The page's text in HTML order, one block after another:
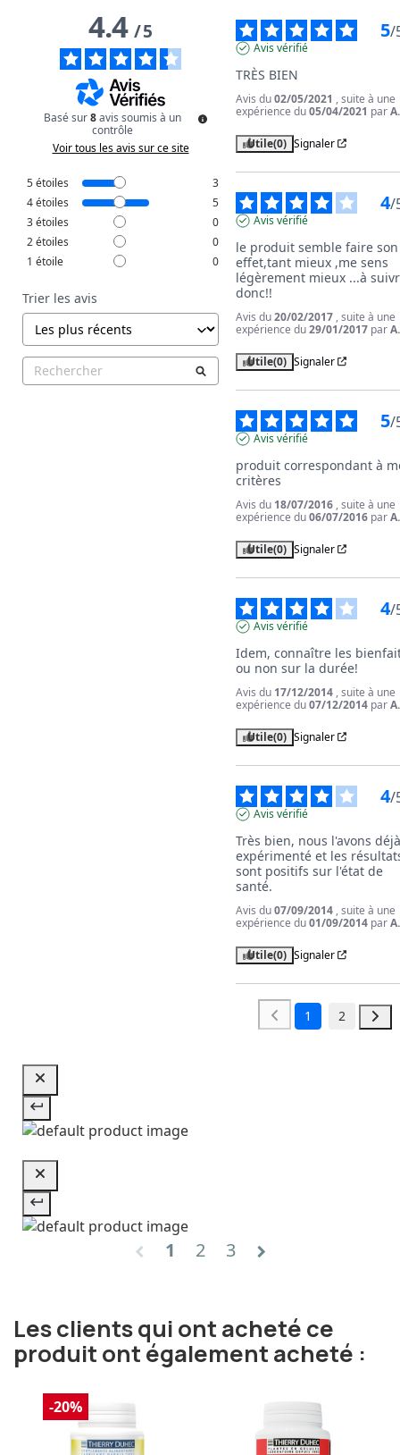
4.4/5
Basé sur8avis soumis à un
contrôle
Voir tous les avis sur ce site
5étoiles
3
4étoiles
5
3étoiles
0
2étoiles
0
1 étoile 0
Trier les avis
5/
Avis vérifié
TRÈS BIEN
Avis du02/05/2021 , suite à une
expérience du05/04/2021 par
Utile(0) Signaler
4/
Avis vérifié
le produit semble faire son
effet,tant mieux ,me sens
légèrement mieux ...à
donc!!
Avis du20/02/2017 , suite à une
expérience du29/01/2017 par
Utile(0) Signaler
5/
Avis vérifié
produit correspondant à
critères
Avis du 18/07/2016 , suite à une
expérience du06/07/2016 par
Utile(0) Signaler
4/
Avis vérifié
Idem, connaître les
ou non sur la durée!
Avis du 17/12/2014 , suite à une
expérience du07/12/2014 par
Utile(0) Signaler
4/
Avis vérifié
Très bien, nous l'avons
expérimenté et les
sont positifs sur l'état de
Avis du07/09/2014 , suite à une
expérience du01/09/2014 par
Utile(0) Signaler
1 2
chevron_left 1 2 3 chevron_right
Les clients qui ont acheté ce
produit ont également acheté :
-20%